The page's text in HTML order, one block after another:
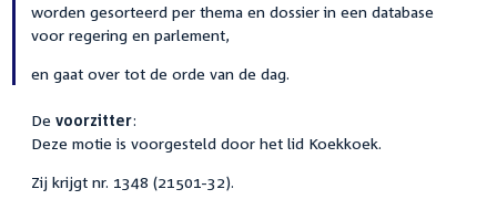
worden gesorteerd per thema en dossier in een database
voor regering en parlement,
en gaat over tot de orde van de dag.
De voorzitter:
Deze motie is voorgesteld door het lid Koekkoek.
Zij krijgt nr. 1348 (21501-32).